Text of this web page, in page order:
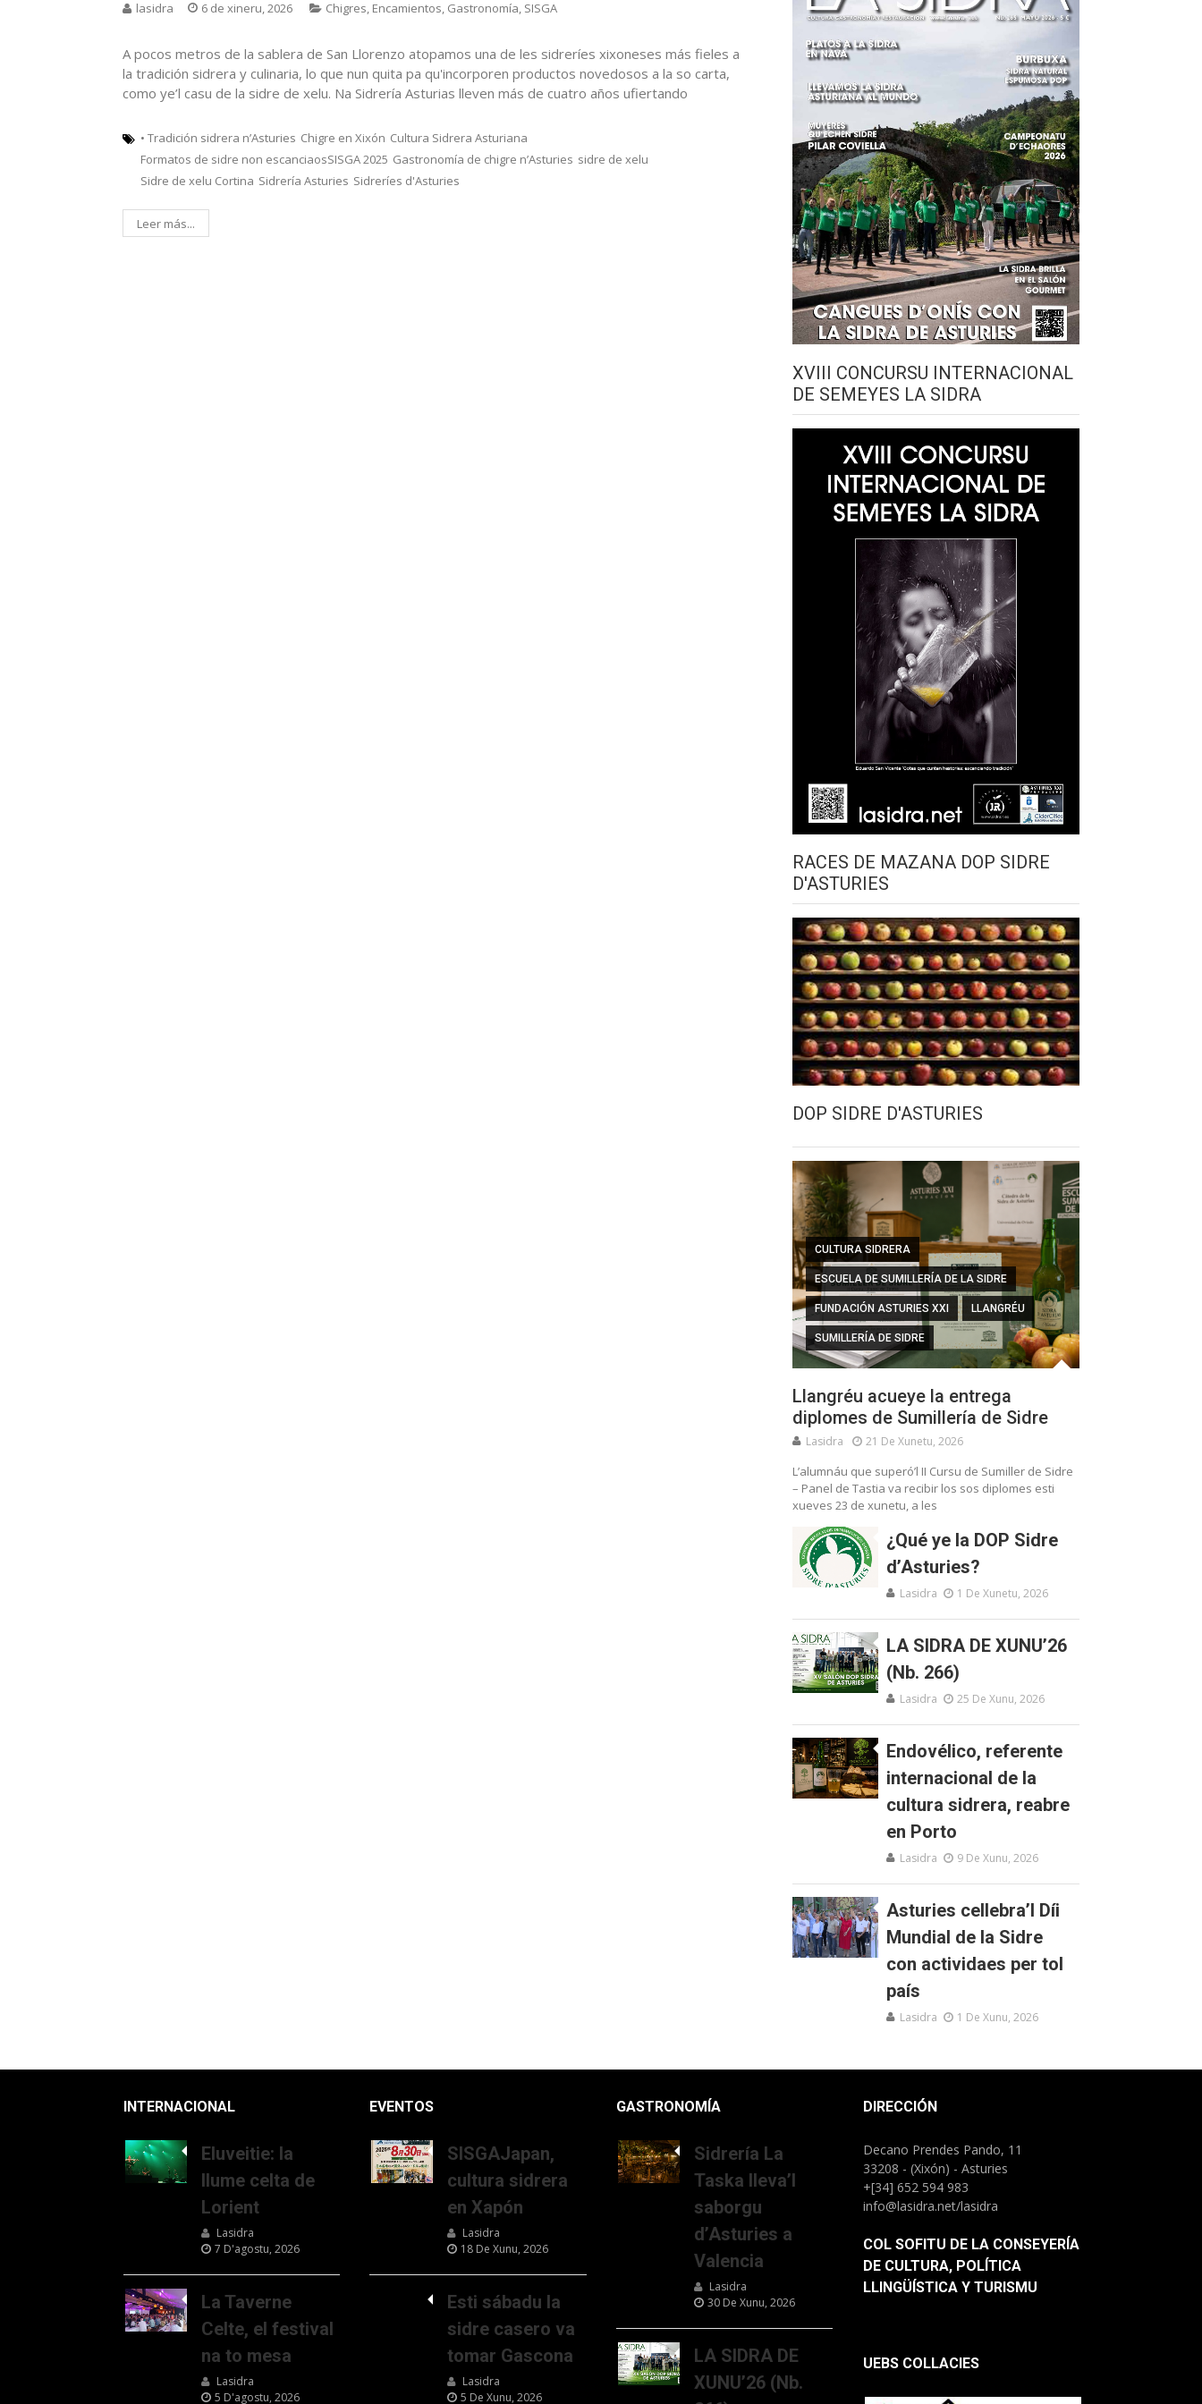
lasidra 6 de xineru, 2026 Chigres, Encamientos, Gastronomía, SISGA
A pocos metros de la sablera de San Llorenzo atopamos una de les sidreríes xixoneses más fieles a
la tradición sidrera y culinaria, lo que nun quita pa qu'incorporen productos novedosos a la so carta,
como ye’l casu de la sidre de xelu. Na Sidrería Asturias lleven más de cuatro años ufiertando
• Tradición sidrera n’Asturies Chigre en Xixón Cultura Sidrera Asturiana
Formatos de sidre non escanciaosSISGA 2025 Gastronomía de chigre n’Asturies sidre de xelu
Sidre de xelu Cortina Sidrería Asturies Sidreríes d'Asturies
Leer más...
XVIII CONCURSU INTERNACIONAL
DE SEMEYES LA SIDRA
RACES DE MAZANA DOP SIDRE
D'ASTURIES
DOP SIDRE D'ASTURIES
CULTURA SIDRERA
ESCUELA DE SUMILLERÍA DE LA SIDRE
FUNDACIÓN ASTURIES XXI LLANGRÉU
SUMILLERÍA DE SIDRE
Llangréu acueye la entrega
diplomes de Sumillería de Sidre
Lasidra 21 De Xunetu, 2026
L’alumnáu que superó’l II Cursu de Sumiller de Sidre
– Panel de Tastia va recibir los sos diplomes esti
xueves 23 de xunetu, a les
¿Qué ye la DOP Sidre
d’Asturies?
Lasidra 1 De Xunetu, 2026
LA SIDRA DE XUNU’26
(Nb. 266)
Lasidra 25 De Xunu, 2026
Endovélico, referente
internacional de la
cultura sidrera, reabre
en Porto
Lasidra 9 De Xunu, 2026
Asturies cellebra’l Díi
Mundial de la Sidre
con actividaes per tol
país
Lasidra 1 De Xunu, 2026
INTERNACIONAL
Eluveitie: la
llume celta de
Lorient
Lasidra
7 D'agostu, 2026
La Taverne
Celte, el festival
na to mesa
Lasidra
5 D'agostu, 2026
EVENTOS
SISGAJapan,
cultura sidrera
en Xapón
Lasidra
18 De Xunu, 2026
Esti sábadu la
sidre casero va
tomar Gascona
Lasidra
5 De Xunu, 2026
GASTRONOMÍA
Sidrería La
Taska lleva’l
saborgu
d’Asturies a
Valencia
Lasidra
30 De Xunu, 2026
LA SIDRA DE
XUNU’26 (Nb.
DIRECCIÓN
Decano Prendes Pando, 11
33208 - (Xixón) - Asturies
+[34] 652 594 983
info@lasidra.net/lasidra
COL SOFITU DE LA CONSEYERÍA
DE CULTURA, POLÍTICA
LLINGÜÍSTICA Y TURISMU
UEBS COLLACIES